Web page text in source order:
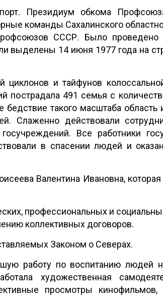
Президиум обкома
команды Сахалинского
СССР. Было проведено
выделены 14 июня 1977 года на
циклонов и тайфунов
пострадала 491 семья с
такого масштаба область
Слаженно действовали
Все работники
в спасении людей и
Валентина Ивановна, которая
профессиональных и
коллективных договоров.
Законом о Северах.
работу по воспитанию людей
художественная
просмотры кинофильмов,